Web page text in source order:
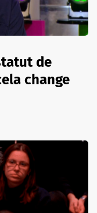
de
change